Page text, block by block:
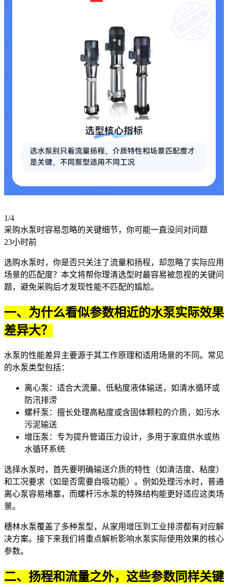
1/4
采购水泵时容易忽略的关键细节，你可能一直没问对问题
23小时前
选购水泵 时，你是否只关注了流量和扬程，却忽略了实际应用
场景的匹配度？本文将帮你理清选型时最容易被忽视的关键问
题，避免采购后才发现性能不匹配的尴尬。
一、为什么看似参数相近的水泵实际效果
差异大？
水泵的性能差异主要源于其工作原理和适用场景的不同。常见
的水泵类型包括：
离心泵 ：适合大流量、低粘度液体输送，如清水循环或
防汛排涝
螺杆泵 ：擅长处理高粘度或含固体颗粒的介质，如污水
污泥输送
增压泵 ：专为提升管道压力设计，多用于家庭供水或热
水循环系统
选择水泵时，首先要明确输送介质的特性（如清洁度、粘度）
和工况要求（如是否需要自吸功能）。例如处理污水时，普通
离心泵容易堵塞，而螺杆污水泵的特殊结构能更好适应这类场
景。
穗林水泵覆盖了多种泵型，从家用增压到工业排涝都有对应解
决方案。接下来我们将重点解析影响水泵实际使用效果的核心
参数。
二、扬程和流量之外，这些参数同样关键